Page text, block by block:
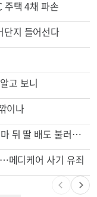
주택 4채 파손
지 들어선다
보니
이나
엄마 성폭행한 “사람 좋은 장씨”…얼마 뒤 딸 배도 불러왔다
메디케어 사기 유죄